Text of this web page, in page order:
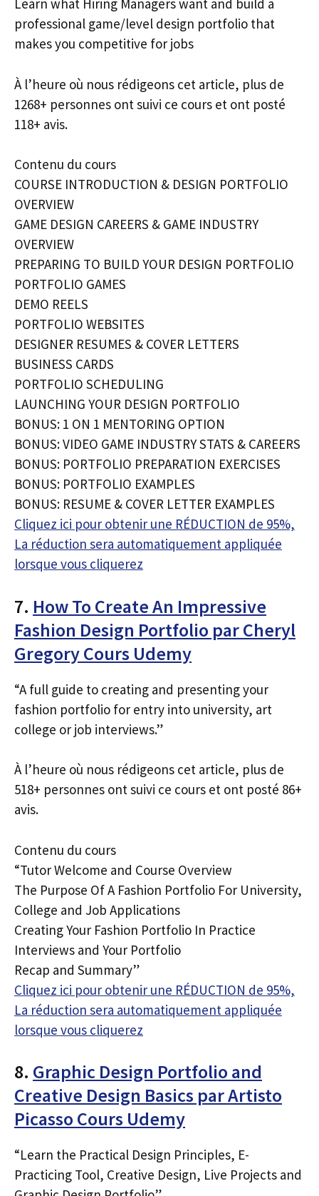
Learn what Hiring Managers want and build a
professional game/level design portfolio that
makes you competitive for jobs
À l’heure où nous rédigeons cet article, plus de
1268+ personnes ont suivi ce cours et ont posté
118+ avis.
Contenu du cours
COURSE INTRODUCTION & DESIGN PORTFOLIO
OVERVIEW
GAME DESIGN CAREERS & GAME INDUSTRY
OVERVIEW
PREPARING TO BUILD YOUR DESIGN PORTFOLIO
PORTFOLIO GAMES
DEMO REELS
PORTFOLIO WEBSITES
DESIGNER RESUMES & COVER LETTERS
BUSINESS CARDS
PORTFOLIO SCHEDULING
LAUNCHING YOUR DESIGN PORTFOLIO
BONUS: 1 ON 1 MENTORING OPTION
BONUS: VIDEO GAME INDUSTRY STATS & CAREERS
BONUS: PORTFOLIO PREPARATION EXERCISES
BONUS: PORTFOLIO EXAMPLES
BONUS: RESUME & COVER LETTER EXAMPLES
Cliquez ici pour obtenir une RÉDUCTION de 95%,
La réduction sera automatiquement appliquée
lorsque vous cliquerez
7. How To Create An Impressive
Fashion Design Portfolio par Cheryl
Gregory Cours Udemy
“A full guide to creating and presenting your
fashion portfolio for entry into university, art
college or job interviews.”
À l’heure où nous rédigeons cet article, plus de
518+ personnes ont suivi ce cours et ont posté 86+
avis.
Contenu du cours
“Tutor Welcome and Course Overview
The Purpose Of A Fashion Portfolio For University,
College and Job Applications
Creating Your Fashion Portfolio In Practice
Interviews and Your Portfolio
Recap and Summary”
Cliquez ici pour obtenir une RÉDUCTION de 95%,
La réduction sera automatiquement appliquée
lorsque vous cliquerez
8. Graphic Design Portfolio and
Creative Design Basics par Artisto
Picasso Cours Udemy
“Learn the Practical Design Principles, E-
Practicing Tool, Creative Design, Live Projects and